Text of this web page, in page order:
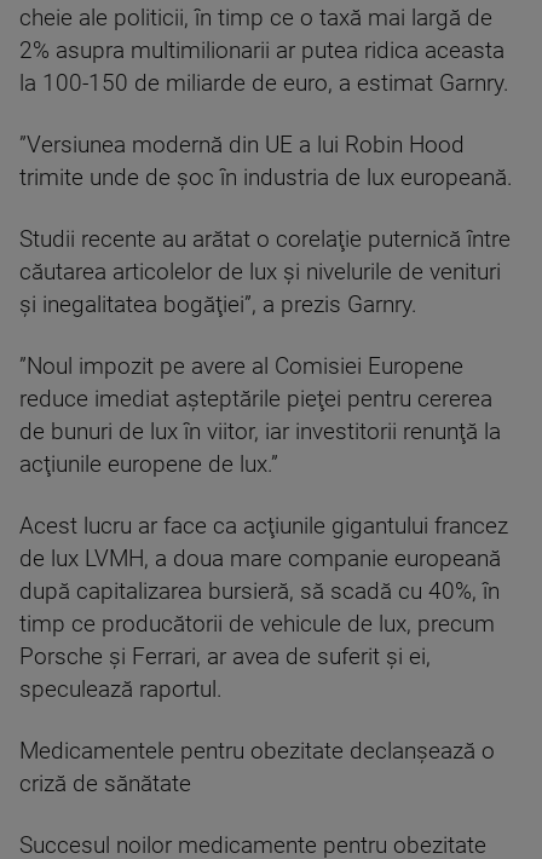
cheie ale politicii, în timp ce o taxă mai largă de
2% asupra multimilionarii ar putea ridica aceasta
la 100-150 de miliarde de euro, a estimat Garnry.
”Versiunea modernă din UE a lui Robin Hood
trimite unde de şoc în industria de lux europeană.
Studii recente au arătat o corelaţie puternică între
căutarea articolelor de lux şi nivelurile de venituri
şi inegalitatea bogăţiei”, a prezis Garnry.
”Noul impozit pe avere al Comisiei Europene
reduce imediat aşteptările pieţei pentru cererea
de bunuri de lux în viitor, iar investitorii renunţă la
acţiunile europene de lux.”
Acest lucru ar face ca acţiunile gigantului francez
de lux LVMH, a doua mare companie europeană
după capitalizarea bursieră, să scadă cu 40%, în
timp ce producătorii de vehicule de lux, precum
Porsche şi Ferrari, ar avea de suferit şi ei,
speculează raportul.
Medicamentele pentru obezitate declanşează o
criză de sănătate
Succesul noilor medicamente pentru obezitate